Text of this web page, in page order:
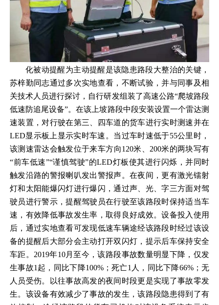
化被动提醒为主动提醒是该隐患路段大整治的关键，
苏梓勤同志通过多次实地查看，不断试验，并与同事及相
关技术人员进行探讨，自行研发组装了高速公路“爬坡路段
低速防追尾设备”。在该上坡路段中段安装设置一个雷达测
速装置，对行驶在第三、四车道的货车进行实时测速并在
LED显示板上显示实时车速。当过车时速低于55公里时，
该测速雷达会触发位于来车方向120米、200米的两块写有
“前车低速”“谨慎驾驶”的LED灯板使其进行闪烁，并同时
触发沿路的警报喇叭发出警报声。在夜间，更有激光镭射
灯和太阳能爆闪灯进行爆闪，通过声、光、字三方面对驾
驶员进行警示，提醒驾驶员在行驶至该路段时保持适当车
速，有效降低事故发生率，取得良好成效。设备投入使用
后，通过实地查看可发现低速车辆途经该路段时经过该设
备的提醒后大部分会主动打开双闪灯，提示后车保持安全
车距。2019年10月至今，该路段事故数量明显下降，仅发
生事故1起，同比下降100%；死亡1人，同比下降66%；无
人员受伤。以往事故高发的夜间时段更是实现了事故零发
生。该设备有效减少了事故的发生，该路段隐患得到了有